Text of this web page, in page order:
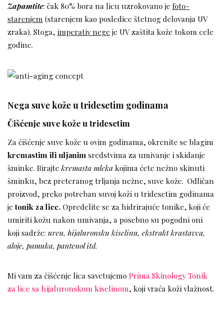
Zapamtite: čak 80% bora na licu uzrokovano je foto-
starenjem (starenjem kao posledice štetnog delovanja UV
zraka). Stoga, imperativ nege je UV zaštita kože tokom cele
godine.
Nega suve kože u tridesetim godinama
Čišćenje suve kože u tridesetim
Za čišćenje suve kože u ovim godinama, okrenite se blagim
kremastim ili uljanim sredstvima za umivanje i skidanje
šminke. Birajte kremasta mlekakojima ćete nežno skinuti
šminku, bez preteranog trljanja nežne, suve kože. Odličan
proizvod, preko potreban suvoj koži u tridesetim godinama
je tonik za lice.Opredelite se za hidrirajuće tonike, koji će
umiriti kožu nakon umivanja, a posebno su pogodni oni
koji sadrže: ureu, hijaluronsku kiselinu, ekstrakt krastavca,
aloje, pamuka, pantenol itd.
Mi vam za čišćenje lica savetujemoPrima Skinology Tonik
za lice sa hijaluronskom kiselinom, koji vraća koži vlažnost.